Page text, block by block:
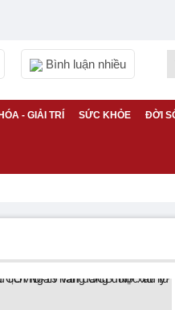
Bình luận nhiều
- GIẢI TRÍ SỨC KHỎE ĐỜI